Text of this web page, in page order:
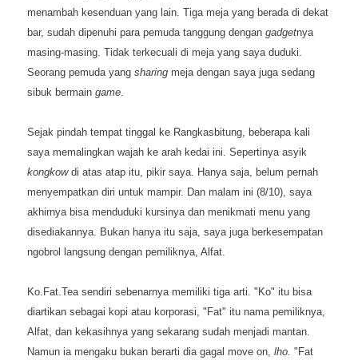
menambah kesenduan yang lain. Tiga meja yang berada di dekat
bar, sudah dipenuhi para pemuda tanggung dengan gadgetnya
masing-masing. Tidak terkecuali di meja yang saya duduki.
Seorang pemuda yang sharing meja dengan saya juga sedang
sibuk bermain game
Sejak pindah tempat tinggal ke Rangkasbitung, beberapa kali
saya memalingkan wajah ke arah kedai ini. Sepertinya asyik
kongkowdi atas atap itu, pikir saya. Hanya saja, belum pernah
menyempatkan diri untuk mampir. Dan malam ini (8/10), saya
akhirnya bisa menduduki kursinya dan menikmati menu yang
disediakannya. Bukan hanya itu saja, saya juga berkesempatan
ngobrol langsung dengan pemiliknya, Alfat.
Ko.Fat.Tea sendiri sebenarnya memiliki tiga arti. "Ko" itu bisa
diartikan sebagai kopi atau korporasi, "Fat" itu nama pemiliknya,
Alfat, dan kekasihnya yang sekarang sudah menjadi mantan.
Namun ia mengaku bukan berarti dia gagal move on, lho. "Fat